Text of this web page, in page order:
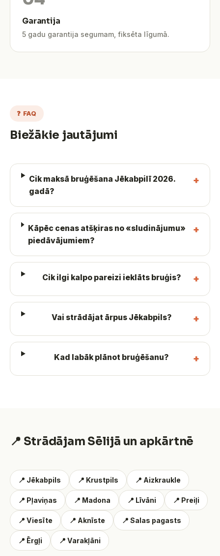
Garantija
5 gadu garantija segumam, fiksēta līgumā.
❓ FAQ
Biežākie jautājumi
Cik maksā bruģēšana Jēkabpilī 2026.
gadā?
Kāpēc cenas atšķiras no «sludinājumu»
piedāvājumiem?
Cik ilgi kalpo pareizi ieklāts bruģis?
Vai strādājat ārpus Jēkabpils?
Kad labāk plānot bruģēšanu?
📍 Strādājam Sēlijā un apkārtnē
📍 Jēkabpils 📍 Krustpils 📍 Aizkraukle
📍 Pļaviņas 📍 Madona 📍 Līvāni 📍 Preiļi
📍 Viesīte 📍 Aknīste 📍 Salas pagasts
📍 Ērgļi 📍 Varakļāni